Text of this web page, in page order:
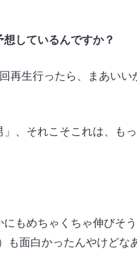
想しているんですか？
生行ったら、まあいい
、それこそこれは、も
もめちゃくちゃ伸びそ
も面白かったんやけどな